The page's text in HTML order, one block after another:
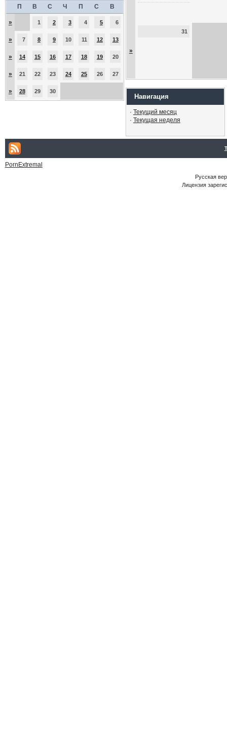
П В С Ч П С В
» 1 2 3 4 5 6
» 7 8 9 10 11 12 13
» 14 15 16 17 18 19 20
» 21 22 23 24 25 26 27
» 28 29 30
»
31
Навигация
· Текущий месяц
· Текущая неделя
PornExtremal
Русская
Лицензия